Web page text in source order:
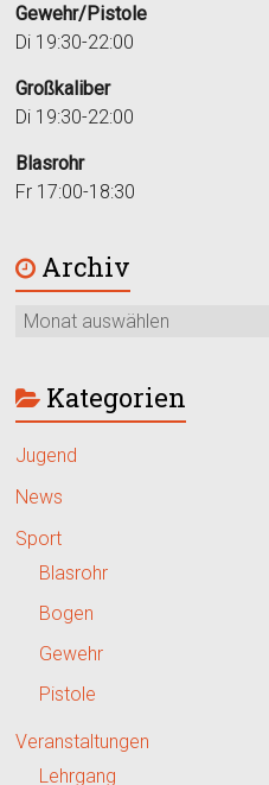
Gewehr/Pistole
Di 19:30-22:00
Großkaliber
Di 19:30-22:00
Blasrohr
Fr 17:00-18:30
Archiv
Kategorien
Jugend
News
Sport
Blasrohr
Bogen
Gewehr
Pistole
Veranstaltungen
Lehrgang